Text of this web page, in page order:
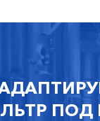
ПОД